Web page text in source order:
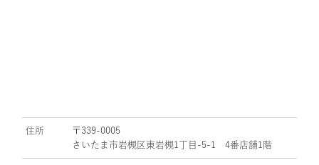
住所
〒339-0005
さいたま市岩槻区東岩槻1丁目-5-1 4番店舗1階